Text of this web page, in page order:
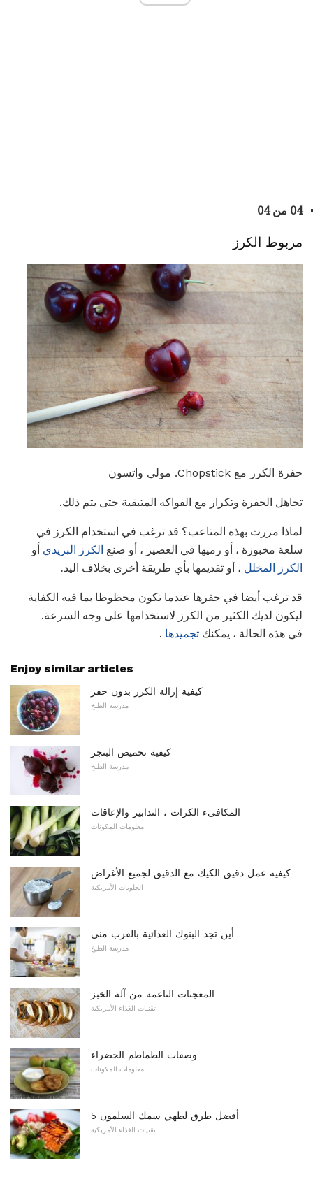
04 من 04
مربوط الكرز
حفرة الكرز مع Chopstick. مولي واتسون
تجاهل الحفرة وتكرار مع الفواكه المتبقية حتى يتم ذلك.
لماذا مررت بهذه المتاعب؟ قد ترغب في استخدام الكرز في
سلعة مخبوزة ، أو رميها في العصير ، أو صنع الكرز البريدي أو
الكرز المخلل ، أو تقديمها بأي طريقة أخرى بخلاف اليد.
قد ترغب أيضا في حفرها عندما تكون محظوظا بما فيه الكفاية
ليكون لديك الكثير من الكرز لاستخدامها على وجه السرعة.
في هذه الحالة ، يمكنك تجميدها .
Enjoy similar articles
كيفية إزالة الكرز بدون حفر
مدرسة الطبخ
كيفية تحميص البنجر
مدرسة الطبخ
المكافىء الكراث ، التدابير والإعاقات
معلومات المكونات
كيفية عمل دقيق الكيك مع الدقيق لجميع الأغراض
الحلويات الأمريكية
أين تجد البنوك الغذائية بالقرب مني
مدرسة الطبخ
المعجنات الناعمة من آلة الخبز
تقنيات الغذاء الأمريكية
وصفات الطماطم الخضراء
معلومات المكونات
5 أفضل طرق لطهي سمك السلمون
تقنيات الغذاء الأمريكية